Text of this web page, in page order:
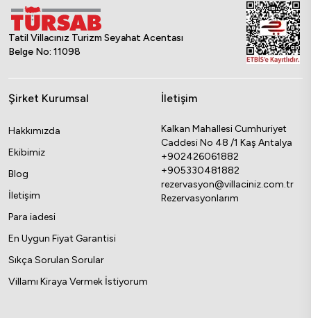
Tatil Villacınız Turizm Seyahat Acentası
Belge No: 11098
Şirket Kurumsal
Hakkımızda
Ekibimiz
Blog
İletişim
Para iadesi
En Uygun Fiyat Garantisi
Sıkça Sorulan Sorular
Villamı Kiraya Vermek İstiyorum
İletişim
Kalkan Mahallesi Cumhuriyet
Caddesi No 48 /1 Kaş Antalya
+902426061882
+905330481882
rezervasyon@villaciniz.com.tr
Rezervasyonlarım